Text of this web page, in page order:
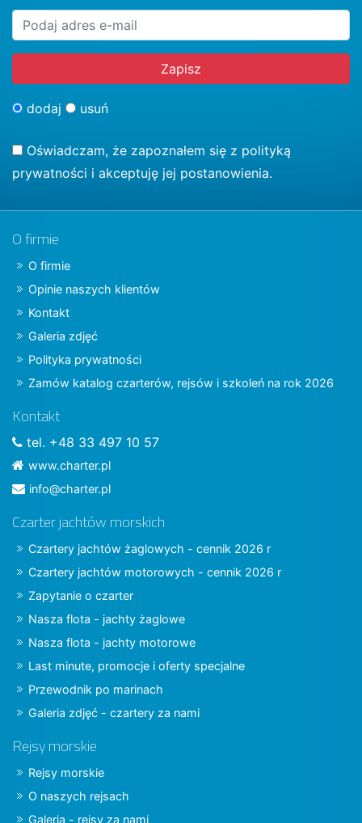
dodaj usuń
Oświadczam, że zapoznałem się z polityką
prywatności i akceptuję jej postanowienia.
O firmie
O firmie
Opinie naszych klientów
Kontakt
Galeria zdjęć
Polityka prywatności
Zamów katalog czarterów, rejsów i szkoleń na rok 2026
Kontakt
tel. +48 33 497 10 57
www.charter.pl
info@charter.pl
Czarter jachtów morskich
Czartery jachtów żaglowych - cennik 2026 r
Czartery jachtów motorowych - cennik 2026 r
Zapytanie o czarter
Nasza flota - jachty żaglowe
Nasza flota - jachty motorowe
Last minute, promocje i oferty specjalne
Przewodnik po marinach
Galeria zdjęć - czartery za nami
Rejsy morskie
Rejsy morskie
O naszych rejsach
Galeria - rejsy za nami